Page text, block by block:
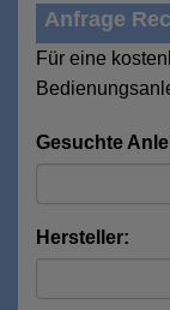
Anfrage
Für eine
Gesuchte
Hersteller: